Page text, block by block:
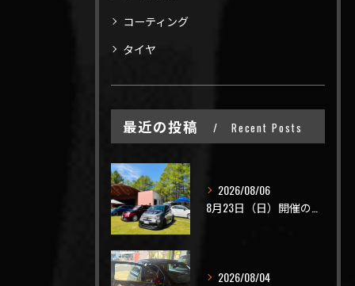
コーティング
タイヤ
最近の投稿 Recent Posts
2026/08/06
2026/08/04